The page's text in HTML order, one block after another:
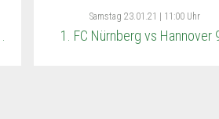
Samstag 23.01.21 | 11:00 Uhr
1. FC Nürnberg vs Hannover